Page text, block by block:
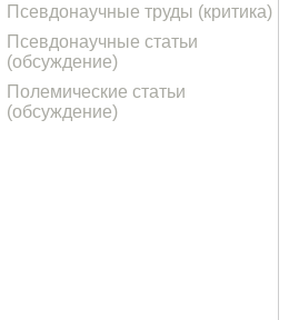
Псевдонаучные труды (критика)
Псевдонаучные статьи
(обсуждение)
Полемические статьи
(обсуждение)